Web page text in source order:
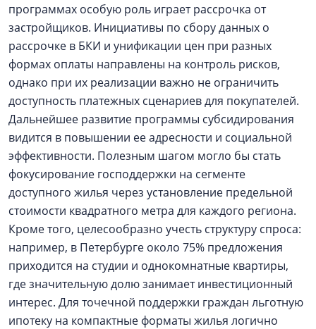
программах особую роль играет рассрочка от
застройщиков. Инициативы по сбору данных о
рассрочке в БКИ и унификации цен при разных
формах оплаты направлены на контроль рисков,
однако при их реализации важно не ограничить
доступность платежных сценариев для покупателей.
Дальнейшее развитие программы субсидирования
видится в повышении ее адресности и социальной
эффективности. Полезным шагом могло бы стать
фокусирование господдержки на сегменте
доступного жилья через установление предельной
стоимости квадратного метра для каждого региона.
Кроме того, целесообразно учесть структуру спроса:
например, в Петербурге около 75% предложения
приходится на студии и однокомнатные квартиры,
где значительную долю занимает инвестиционный
интерес. Для точечной поддержки граждан льготную
ипотеку на компактные форматы жилья логично